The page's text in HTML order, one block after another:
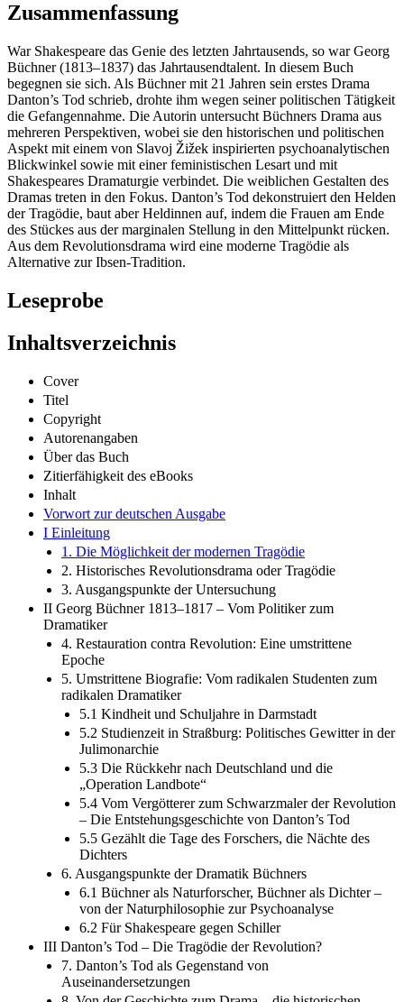
Zusammenfassung
War Shakespeare das Genie des letzten Jahrtausends, so war Georg
Büchner (1813–1837) das Jahrtausendtalent. In diesem Buch
begegnen sie sich. Als Büchner mit 21 Jahren sein erstes Drama
Danton’s Tod schrieb, drohte ihm wegen seiner politischen Tätigkeit
die Gefangennahme. Die Autorin untersucht Büchners Drama aus
mehreren Perspektiven, wobei sie den historischen und politischen
Aspekt mit einem von Slavoj Žižek inspirierten psychoanalytischen
Blickwinkel sowie mit einer feministischen Lesart und mit
Shakespeares Dramaturgie verbindet. Die weiblichen Gestalten des
Dramas treten in den Fokus. Danton’s Tod dekonstruiert den Helden
der Tragödie, baut aber Heldinnen auf, indem die Frauen am Ende
des Stückes aus der marginalen Stellung in den Mittelpunkt rücken.
Aus dem Revolutionsdrama wird eine moderne Tragödie als
Alternative zur Ibsen-Tradition.
Leseprobe
Inhaltsverzeichnis
Cover
Titel
Copyright
Autorenangaben
Über das Buch
Zitierfähigkeit des eBooks
Inhalt
Vorwort zur deutschen Ausgabe
I Einleitung
1. Die Möglichkeit der modernen Tragödie
2. Historisches Revolutionsdrama oder Tragödie
3. Ausgangspunkte der Untersuchung
II Georg Büchner 1813–1817 – Vom Politiker zum
Dramatiker
4. Restauration contra Revolution: Eine umstrittene
Epoche
5. Umstrittene Biografie: Vom radikalen Studenten zum
radikalen Dramatiker
5.1 Kindheit und Schuljahre in Darmstadt
5.2 Studienzeit in Straßburg: Politisches Gewitter in der
Julimonarchie
5.3 Die Rückkehr nach Deutschland und die
„Operation Landbote“
5.4 Vom Vergötterer zum Schwarzmaler der Revolution
– Die Entstehungsgeschichte von Danton’s Tod
5.5 Gezählt die Tage des Forschers, die Nächte des
Dichters
6. Ausgangspunkte der Dramatik Büchners
6.1 Büchner als Naturforscher, Büchner als Dichter –
von der Naturphilosophie zur Psychoanalyse
6.2 Für Shakespeare gegen Schiller
III Danton’s Tod – Die Tragödie der Revolution?
7. Danton’s Tod als Gegenstand von
Auseinandersetzungen